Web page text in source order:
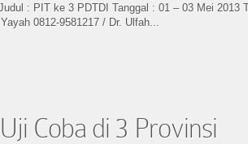
: PIT ke 3 PDTDI Tanggal : 01 – 03 Mei 2013
0812-9581217 / Dr. Ulfah...
Coba di 3 Provinsi